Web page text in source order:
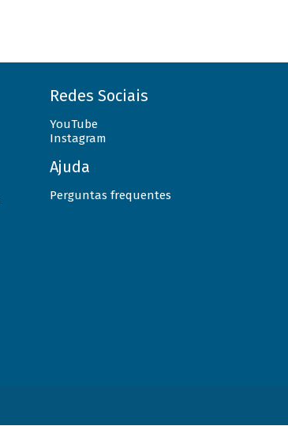
Redes Sociais
YouTube
Instagram
Ajuda
Perguntas frequentes